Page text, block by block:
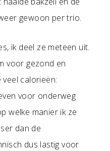
gewoon per trio.
ik deel ze meteen uit.
voor gezond en
calorieën:
voor onderweg
welke manier ik ze
dan de
dus lastig voor